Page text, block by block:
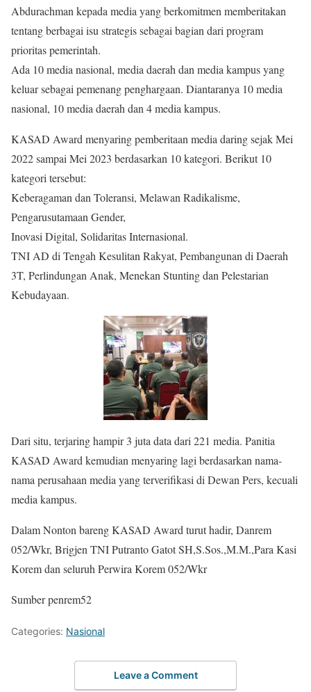
Abdurachman kepada media yang berkomitmen memberitakan
tentang berbagai isu strategis sebagai bagian dari program
prioritas pemerintah.
Ada 10 media nasional, media daerah dan media kampus yang
keluar sebagai pemenang penghargaan. Diantaranya 10 media
nasional, 10 media daerah dan 4 media kampus.
KASAD Award menyaring pemberitaan media daring sejak Mei
2022 sampai Mei 2023 berdasarkan 10 kategori. Berikut 10
kategori tersebut:
Keberagaman dan Toleransi, Melawan Radikalisme,
Pengarusutamaan Gender,
Inovasi Digital, Solidaritas Internasional.
TNI AD di Tengah Kesulitan Rakyat, Pembangunan di Daerah
3T, Perlindungan Anak, Menekan Stunting dan Pelestarian
Kebudayaan.
Dari situ, terjaring hampir 3 juta data dari 221 media. Panitia
KASAD Award kemudian menyaring lagi berdasarkan nama-
nama perusahaan media yang terverifikasi di Dewan Pers, kecuali
media kampus.
Dalam Nonton bareng KASAD Award turut hadir, Danrem
052/Wkr, Brigjen TNI Putranto Gatot SH,S.Sos.,M.M.,Para Kasi
Korem dan seluruh Perwira Korem 052/Wkr
Sumber penrem52
Categories: Nasional
Leave a Comment